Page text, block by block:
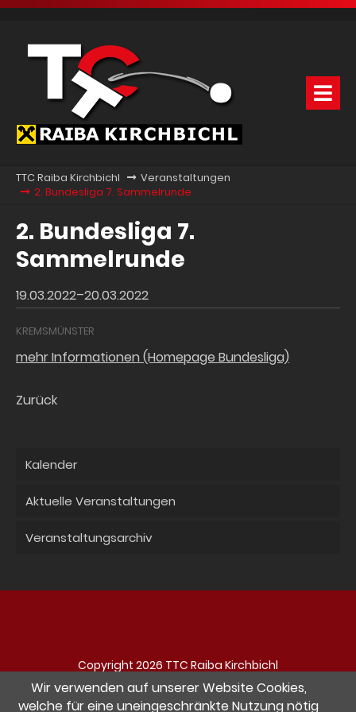
TTC Raiba Kirchbichl
Veranstaltungen
2. Bundesliga 7. Sammelrunde
2. Bundesliga 7.
Sammelrunde
19.03.2022–20.03.2022
KREMSMÜNSTER
mehr Informationen (Homepage Bundesliga)
Zurück
Kalender
Aktuelle Veranstaltungen
Veranstaltungsarchiv
Copyright 2026 TTC Raiba Kirchbichl
Navigation
überspringen
Impressum Datenschutz Kontakt
Wir verwenden auf unserer Website Cookies,
welche für eine uneingeschränkte Nutzung nötig